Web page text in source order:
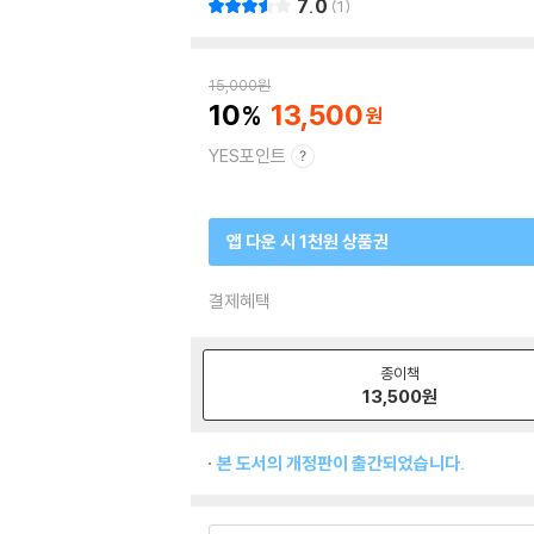
7.0 1
15,000원
10 13,500
YES포인트
앱 다운 시 1천원 상품권
결제혜택
종이책
13,500원
본 도서의 개정판이 출간되었습니다.